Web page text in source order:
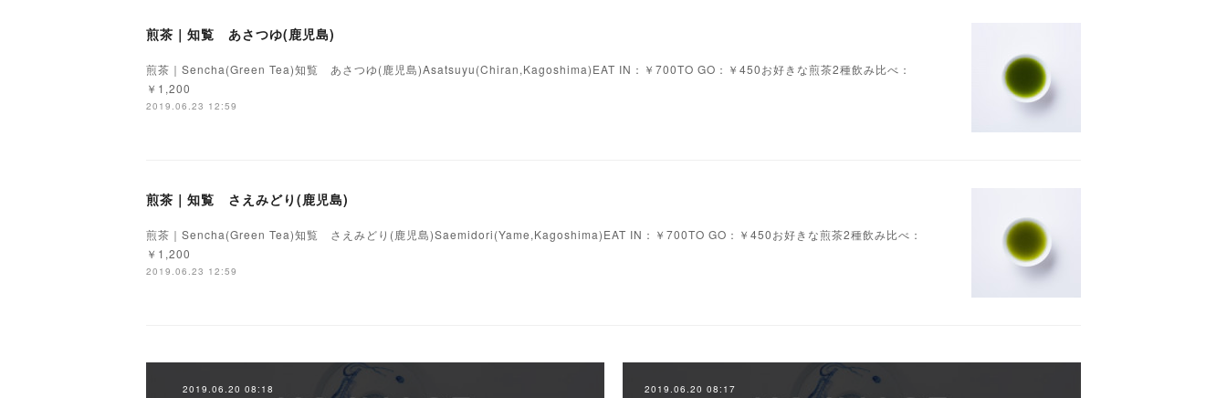
煎茶｜知覧 あさつゆ(鹿児島)
煎茶｜Sencha(Green Tea)知覧 あさつゆ(鹿児島)Asatsuyu(Chiran,Kagoshima)EAT IN：￥700TO GO：￥450お好きな煎茶2種飲み比べ：
￥1,200
2019.06.23 12:59
煎茶｜知覧 さえみどり(鹿児島)
煎茶｜Sencha(Green Tea)知覧 さえみどり(鹿児島)Saemidori(Yame,Kagoshima)EAT IN：￥700TO GO：￥450お好きな煎茶2種飲み比べ：
￥1,200
2019.06.23 12:59
2019.06.20 08:18 2019.06.20 08:17